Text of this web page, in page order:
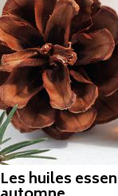
Les huiles